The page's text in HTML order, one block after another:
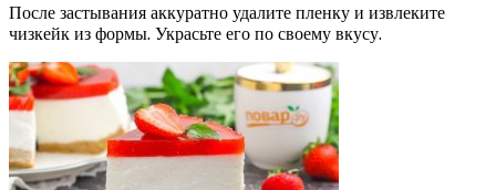
После застывания аккуратно удалите пленку и извлеките
чизкейк из формы. Украсьте его по своему вкусу.